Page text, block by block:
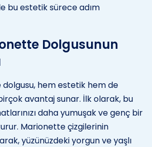
bu estetik sürece adım
Dolgusunun
hem estetik hem de
avantaj sunar. İlk olarak, bu
daha yumuşak ve genç bir
Marionette çizgilerinin
yüzünüzdeki yorgun ve yaşlı